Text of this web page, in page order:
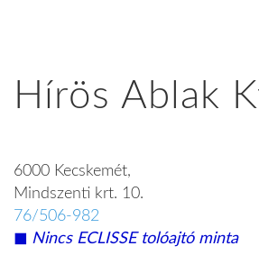
Hírös Ablak
6000 Kecskemét,
Mindszenti krt. 10.
76/506-982
◼︎ Nincs ECLISSE tolóajtó minta